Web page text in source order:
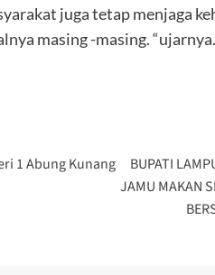
juga tetap menjaga
masing -masing. “ujarnya.
1 Abung Kunang
BUPATI
JAMU MAKAN